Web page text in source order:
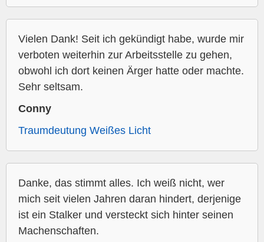
Vielen Dank! Seit ich gekündigt habe, wurde mir
verboten weiterhin zur Arbeitsstelle zu gehen,
obwohl ich dort keinen Ärger hatte oder machte.
Sehr seltsam.
Conny
Traumdeutung Weißes Licht
Danke, das stimmt alles. Ich weiß nicht, wer
mich seit vielen Jahren daran hindert, derjenige
ist ein Stalker und versteckt sich hinter seinen
Machenschaften.